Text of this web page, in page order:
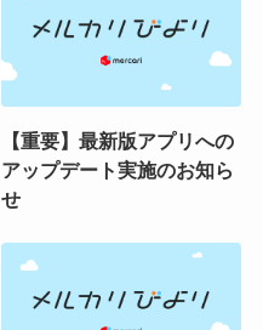
【重要】最新版アプリへの
アップデート実施のお知ら
せ